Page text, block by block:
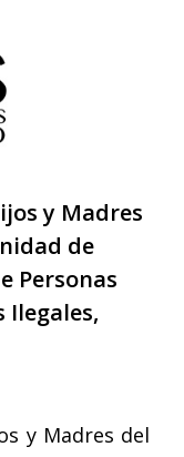
y Madres
de
Personas
Ilegales,
y Madres del